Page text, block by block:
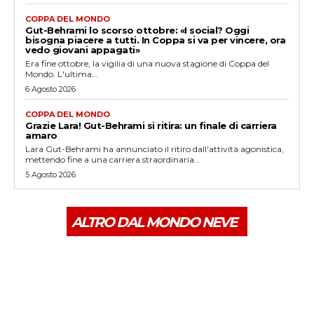
COPPA DEL MONDO
Gut-Behrami lo scorso ottobre: «I social? Oggi
bisogna piacere a tutti. In Coppa si va per vincere, ora
vedo giovani appagati»
Era fine ottobre, la vigilia di una nuova stagione di Coppa del
Mondo. L'ultima...
6 Agosto 2026
COPPA DEL MONDO
Grazie Lara! Gut-Behrami si ritira: un finale di carriera
amaro
Lara Gut-Behrami ha annunciato il ritiro dall'attività agonistica,
mettendo fine a una carriera straordinaria...
5 Agosto 2026
ALTRO DAL MONDO NEVE